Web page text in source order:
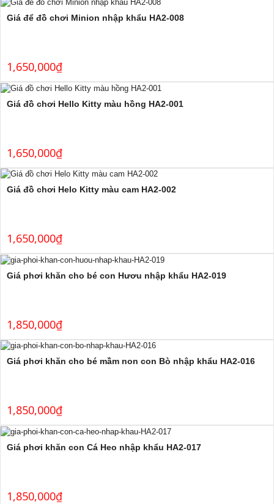
Giá để đồ chơi Minion nhập khẩu HA2-008
1,650,000₫
Giá đồ chơi Hello Kitty màu hồng HA2-001
1,650,000₫
Giá đồ chơi Helo Kitty màu cam HA2-002
1,650,000₫
Giá phơi khăn cho bé con Hươu nhập khẩu HA2-019
1,850,000₫
Giá phơi khăn cho bé mầm non con Bò nhập khẩu HA2-016
1,850,000₫
Giá phơi khăn con Cá Heo nhập khẩu HA2-017
1,850,000₫